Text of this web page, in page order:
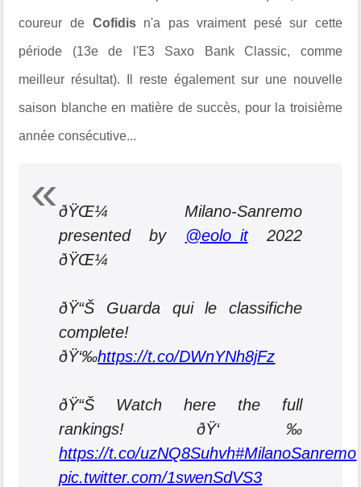
coureur de Cofidisn'a pas vraiment pesé sur cette
période (13e de l'E3 Saxo Bank Classic, comme
meilleur résultat). Il reste également sur une nouvelle
saison blanche en matière de succès, pour la troisième
année consécutive...
ðŸŒ¼ Milano-Sanremo
presented by
@eolo_it2022
ðŸŒ¼
ðŸ“Š Guarda qui le classifiche
complete!
ðŸ‘‰https://t.co/DWnYNh8jFz
ðŸ“Š Watch here the full
rankings! ðŸ‘‰
https://t.co/uzNQ8Suhvh#MilanoSanremo
pic.twitter.com/1swenSdVS3